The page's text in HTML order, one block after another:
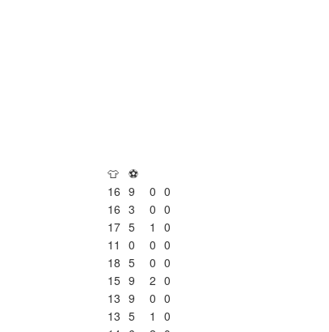
👕 ⚽
16 9 0 0
16 3 0 0
17 5 1
0
11 0 0 0
18 5 0 0
15 9 2 0
13 9 0 0
13 5 1
0